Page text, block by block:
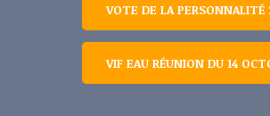
VOTE DE LA PERSONNALITÉ
VIF EAU RÉUNION DU 14